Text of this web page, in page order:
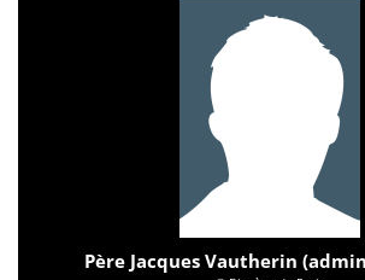
Père Jacques Vautherin